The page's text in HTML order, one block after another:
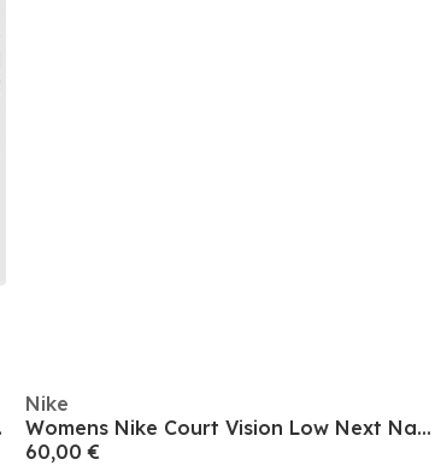
Nike
Womens Nike Court Vision Low Next Nature Trainers
60,00 €